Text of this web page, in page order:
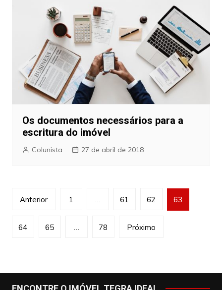
Os documentos necessários para a
escritura do imóvel
Colunista 27 de abril de 2018
Navegação
posts
Anterior 1 61 62 63
64 65 78 Próximo